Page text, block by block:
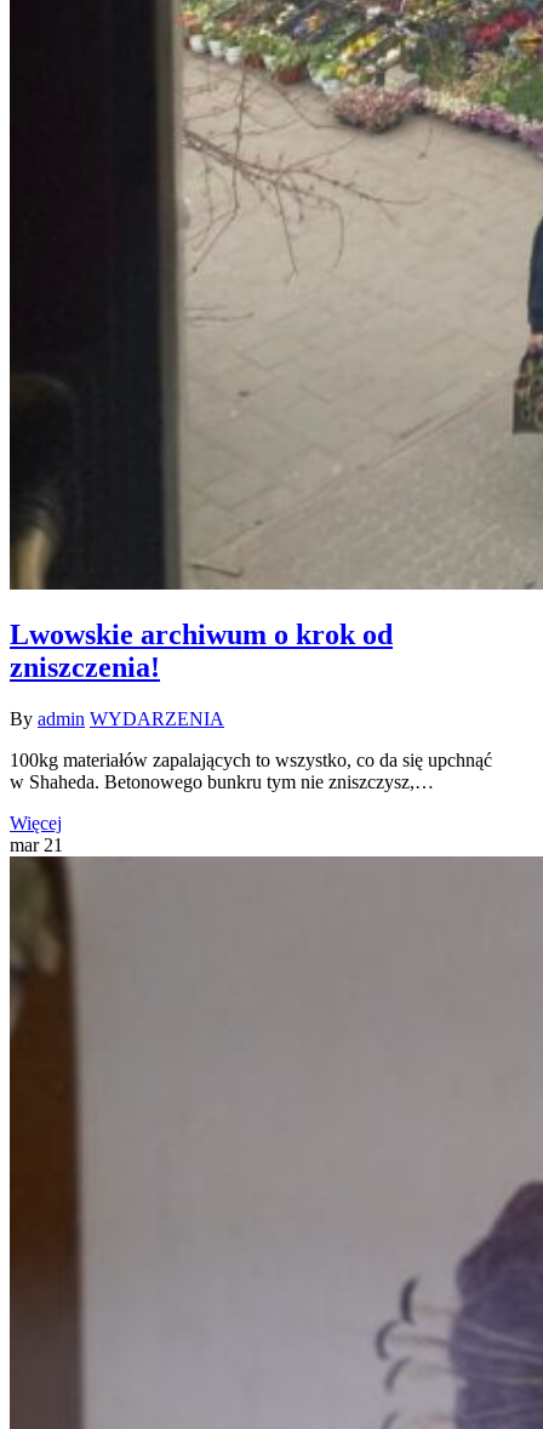
Lwowskie archiwum o krok od
zniszczenia!
By admin WYDARZENIA
100kg materiałów zapalających to wszystko, co da się upchnąć
w Shaheda. Betonowego bunkru tym nie zniszczysz,…
Więcej
mar 21